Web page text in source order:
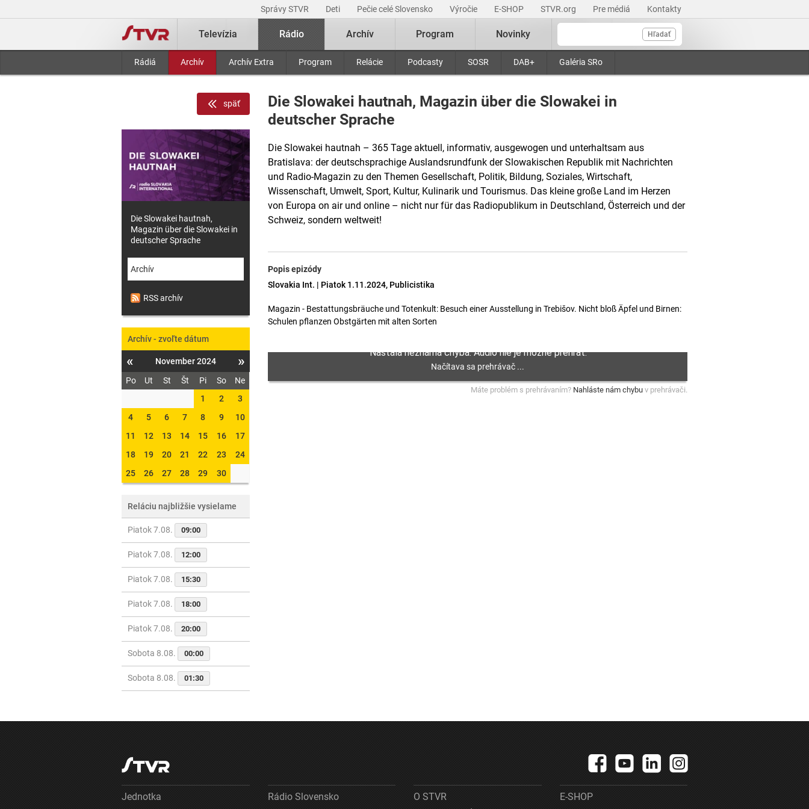
Správy STVR Deti Pečie celé Slovensko Výročie E-SHOP STVR.org Pre médiá Kontakty
Hľadať
Televízia Rádio
Rádiá Archív Archív Extra Program Relácie Podcasty SOSR DAB+ Galéria SRo
Archív Program Novinky
Die Slowakei hautnah, Magazin über die Slowakei in
deutscher Sprache
Die Slowakei hautnah – 365 Tage aktuell, informativ, ausgewogen und unterhaltsam aus
Bratislava: der deutschsprachige Auslandsrundfunk der Slowakischen Republik mit Nachrichten
und Radio-Magazin zu den Themen Gesellschaft, Politik, Bildung, Soziales, Wirtschaft,
Wissenschaft, Umwelt, Sport, Kultur, Kulinarik und Tourismus. Das kleine große Land im Herzen
von Europa on air und online – nicht nur für das Radiopublikum in Deutschland, Österreich und der
Schweiz, sondern weltweit!
Popis epizódy
Slovakia Int. | Piatok 1.11.2024, Publicistika
Magazin - Bestattungsbräuche und Totenkult: Besuch einer Ausstellung in Trebišov. Nicht bloß Äpfel und Birnen:
Schulen pflanzen Obstgärten mit alten Sorten
Máte problém s prehrávaním? Nahláste nám chybu v prehrávači.
späť
Die Slowakei hautnah,
Magazin über die Slowakei in
deutscher Sprache
Archív
RSS archív
Archív - zvoľte dátum
« November 2024 »
Po Ut St Št Pi So
Ne
1
2
3
4
5 6 7 8 9
10
11
12 13 14 15 16
17
18
19 20 21 22 23
24
25
26 27 28 29 30
Reláciu najbližšie vysielame
Piatok 7.08. 09:00
Piatok 7.08. 12:00
Piatok 7.08. 15:30
Piatok 7.08. 18:00
Piatok 7.08. 20:00
Sobota 8.08. 00:00
Sobota 8.08. 01:30
Jednotka
Rádio Slovensko
O STVR
E-SHOP